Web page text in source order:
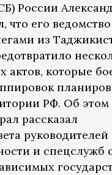
России
что его ведомство
из
актов, которые
РФ. Об этом
рассказал
руководителей
и спецслужб